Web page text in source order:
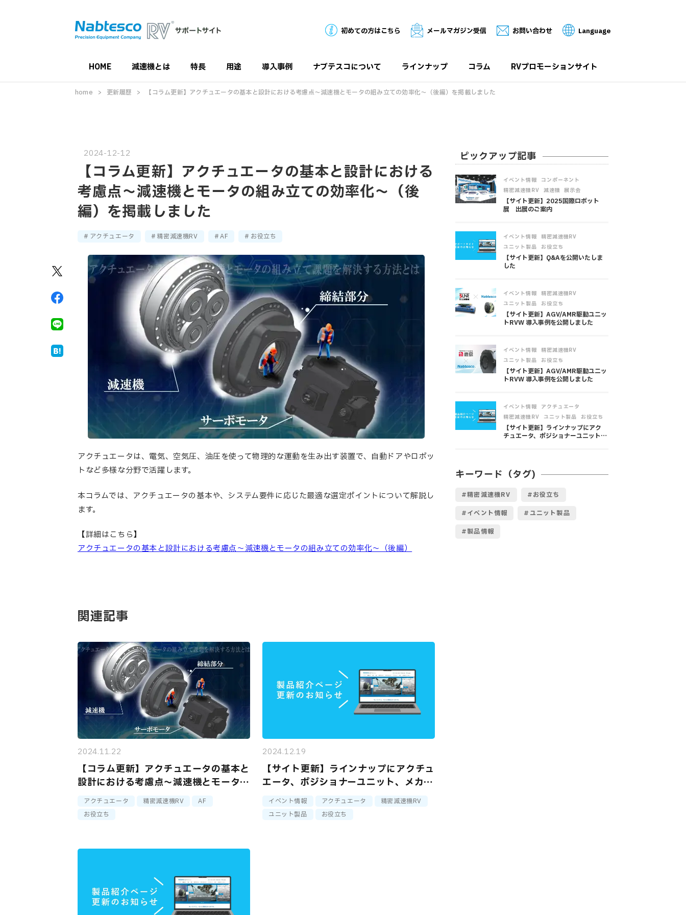
初めての方はこちら メールマガジン受信 お問い合わせ Language
HOME 減速機とは 特長 用途 導入事例 ナブテスコについて ラインナップ コラム RVプロモーションサイト
home 更新履歴 【コラム更新】アクチュエータの基本と設計における考慮点～減速機とモータの組み立ての効率化～（後編）を掲載しました
2024-12-12
【コラム更新】アクチュエータの基本と設計における
考慮点～減速機とモータの組み立ての効率化～（後
編）を掲載しました
アクチュエータ 精密減速機RV AF お役立ち
アクチュエータは、電気、空気圧、油圧を使って物理的な運動を生み出す装置で、自動ドアやロボッ
トなど多様な分野で活躍します。
本コラムでは、アクチュエータの基本や、システム要件に応じた最適な選定ポイントについて解説し
ます。
【詳細はこちら】
アクチュエータの基本と設計における考慮点～減速機とモータの組み立ての効率化～（後編）
関連記事
2024.11.22
【コラム更新】アクチュエータの基本と
設計における考慮点～減速機とモータの
組み立ての効率化～（前編）を掲載しま
した
アクチュエータ 精密減速機RV
AF
お役立ち
2024.12.19
【サイト更新】ラインナップにアクチュ
エータ、ポジショナーユニット、メカナ
ム駆動ユニットを追加しました
イベント情報 アクチュエータ
精密減速機RV
ユニット製品
お役立ち
ピックアップ記事
【サイト更新】2025国際ロボット
展 出展のご案内
イベント情報 コンポーネント
精密減速機RV 減速機 ,展示会
【サイト更新】Q&Aを公開いたしま
した
イベント情報 精密減速機RV
ユニット製品 お役立ち
【サイト更新】AGV/AMR駆動ユニッ
トRVW 導入事例を公開しました
イベント情報 精密減速機RV
ユニット製品 お役立ち
【サイト更新】AGV/AMR駆動ユニッ
トRVW 導入事例を公開しました
イベント情報 精密減速機RV
ユニット製品 お役立ち
【サイト更新】ラインナップにアク
チュエータ、ポジショナーユニット、
イベント情報 アクチュエータ
精密減速機RV ユニット製品 お役立ち
キーワード（タグ)
精密減速機RV
お役立ち
イベント情報
ユニット製品
製品情報